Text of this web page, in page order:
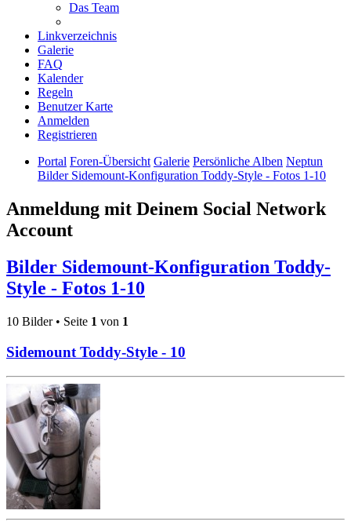
Das Team
Linkverzeichnis
Galerie
FAQ
Kalender
Regeln
Benutzer Karte
Anmelden
Registrieren
Portal Foren-Übersicht Galerie Persönliche Alben Neptun
Bilder Sidemount-Konfiguration Toddy-Style - Fotos 1-10
Anmeldung mit Deinem Social Network
Account
Bilder Sidemount-Konfiguration Toddy-
Style - Fotos 1-10
10 Bilder • Seite 1 von 1
Sidemount Toddy-Style - 10